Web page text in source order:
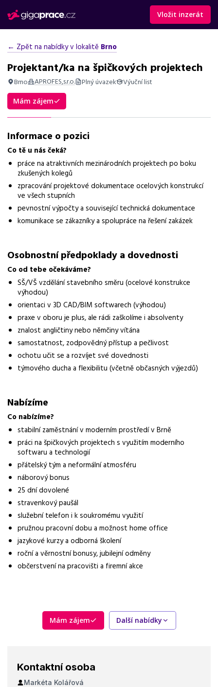
Vložit inzerát
← Zpět na nabídky v lokalitě Brno
Projektant/ka na špičkových projektech
Brno APROFES,s.r.o. Plný úvazek Výuční list
Shrnutí nabídky
Nabídka práce projektanta v Brně na mezinárodních
flexibilní pracovní dobou.
Základní informace
Pozice
Projektant/ka na špičkových projektech
Normalizovaná profese
projektant
Lokalita nabídky
Brno
Zaměstnavatel / agentura
APROFES,s.r.o.
Typ úvazku
Plný úvazek
práce na pracovišti
Výuční list
Bonus
Vybrané benefity
25 dní dovolené, stravenkový paušál, služební telefon i k
soukromému využití, pružná pracovní doba a možnost home
office
SŠ/VŠ vzdělání stavebního směru, orientace v 3D CAD/BIM
softwarech, praxe v oboru je plus, ale rádi zaškolíme i
absolventy
Mám zájem
Informace o pozici
Co tě u nás čeká?
práce na atraktivních mezinárodních projektech po boku
zkušených kolegů
zpracování projektové dokumentace ocelových konstrukcí
ve všech stupních
pevnostní výpočty a související technická dokumentace
komunikace se zákazníky a spolupráce na řešení zakázek
Osobnostní předpoklady a dovednosti
Co od tebe očekáváme?
SŠ/VŠ vzdělání stavebního směru (ocelové konstrukce
výhodou)
orientaci v 3D CAD/BIM softwarech (výhodou)
praxe v oboru je plus, ale rádi zaškolíme i absolventy
znalost angličtiny nebo němčiny vítána
samostatnost, zodpovědný přístup a pečlivost
ochotu učit se a rozvíjet své dovednosti
týmového ducha a flexibilitu (včetně občasných výjezdů)
Nabízíme
Co nabízíme?
stabilní zaměstnání v moderním prostředí v Brně
práci na špičkových projektech s využitím moderního
softwaru a technologií
přátelský tým a neformální atmosféru
náborový bonus
25 dní dovolené
stravenkový paušál
služební telefon i k soukromému využití
pružnou pracovní dobu a možnost home office
jazykové kurzy a odborná školení
roční a věrnostní bonusy, jubilejní odměny
občerstvení na pracovišti a firemní akce
Mám zájem Další nabídky
Kontaktní osoba
Markéta Kolářová